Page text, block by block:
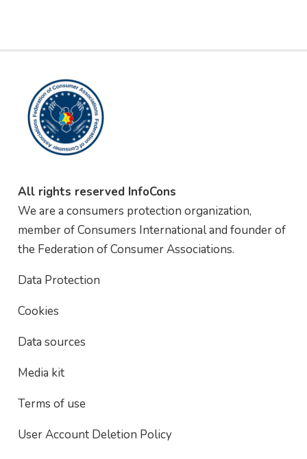
All rights reserved InfoCons
We are a consumers protection organization,
member of Consumers International and founder of
the Federation of Consumer Associations.
Data Protection
Cookies
Data sources
Media kit
Terms of use
User Account Deletion Policy